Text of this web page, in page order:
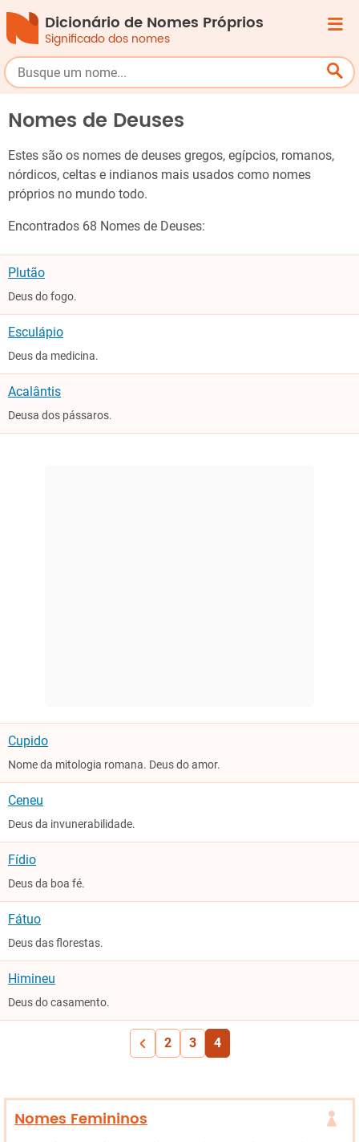
Dicionário de Nomes Próprios
Significado dos nomes
Nomes de Deuses
Estes são os nomes de deuses gregos, egípcios, romanos,
nórdicos, celtas e indianos mais usados como nomes
próprios no mundo todo.
Encontrados 68 Nomes de Deuses:
Plutão
Deus do fogo.
Esculápio
Deus da medicina.
Acalântis
Deusa dos pássaros.
Cupido
Nome da mitologia romana. Deus do amor.
Ceneu
Deus da invunerabilidade.
Fídio
Deus da boa fé.
Fátuo
Deus das florestas.
Himineu
Deus do casamento.
2 3 4
Nomes Femininos